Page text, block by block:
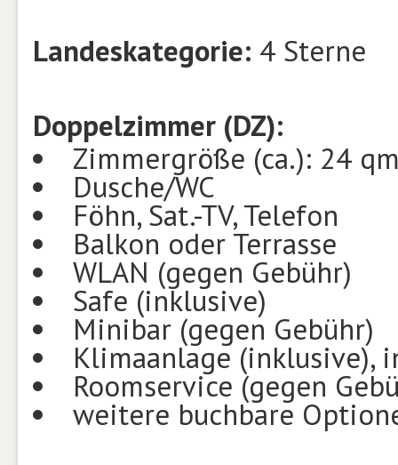
Landeskategorie: 4 Sterne
Doppelzimmer (DZ):
Zimmergröße (ca.): 24
Dusche/WC
Föhn, Sat.-TV, Telefon
Balkon oder Terrasse
WLAN (gegen Gebühr)
Safe (inklusive)
Minibar (gegen Gebühr)
Klimaanlage (inklusive),
Roomservice (gegen
weitere buchbare